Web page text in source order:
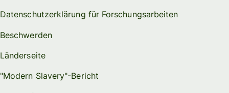
Datenschutzerklärung für Forschungsarbeiten
Beschwerden
Länderseite
"Modern Slavery"-Bericht